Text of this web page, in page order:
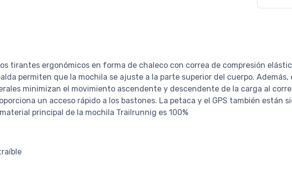
tirantes ergonómicos en forma de chaleco con correa de compresión
permiten que la mochila se ajuste a la parte superior del cuerpo.
minimizan el movimiento ascendente y descendente de la carga al
un acceso rápido a los bastones. La petaca y el GPS también están
principal de la mochila Trailrunnig es 100%